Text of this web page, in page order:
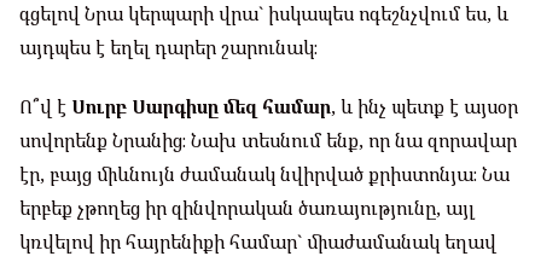
գցելով Նրա կերպարի վրա` իսկապես ոգեշնչվում ես, և
այդպես է եղել դարեր շարունակ։
Ո՞վ է Սուրբ Սարգիսը մեզ համար, և ինչ պետք է այսօր
սովորենք Նրանից։ Նախ տեսնում ենք, որ նա զորավար
էր, բայց միևնույն ժամանակ նվիրված քրիստոնյա։ Նա
երբեք չթողեց իր զինվորական ծառայությունը, այլ
կռվելով իր հայրենիքի համար` միաժամանակ եղավ